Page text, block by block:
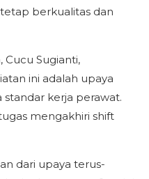
berkualitas dan
Cucu Sugianti,
ini adalah upaya
kerja perawat.
mengakhiri shift
dari upaya terus-